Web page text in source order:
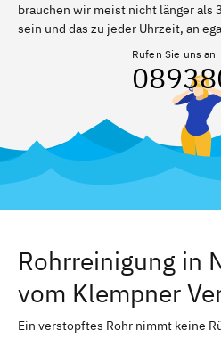
brauchen wir meist nicht länger als
sein und das zu jeder Uhrzeit, an
Rufen Sie uns an
Rohrreinigung in
vom Klempner
Ein verstopftes Rohr nimmt keine